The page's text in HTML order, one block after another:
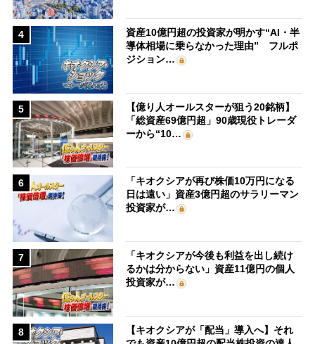
4
資産10億円超の投資家が明かす“AI・半
導体相場に乗らなかった理由” フルポ
ジション…
5
【億り人オールスターが狙う20銘柄】
「総資産69億円超」90歳現役トレーダ
ーから“10…
6
「キオクシアが再び株価10万円になる
日は遠い」資産3億円超のサラリーマン
投資家が…
7
「キオクシアが今後も利益を出し続け
るかは分からない」資産11億円の個人
投資家が…
8
【キオクシアが「配当」導入へ】それ